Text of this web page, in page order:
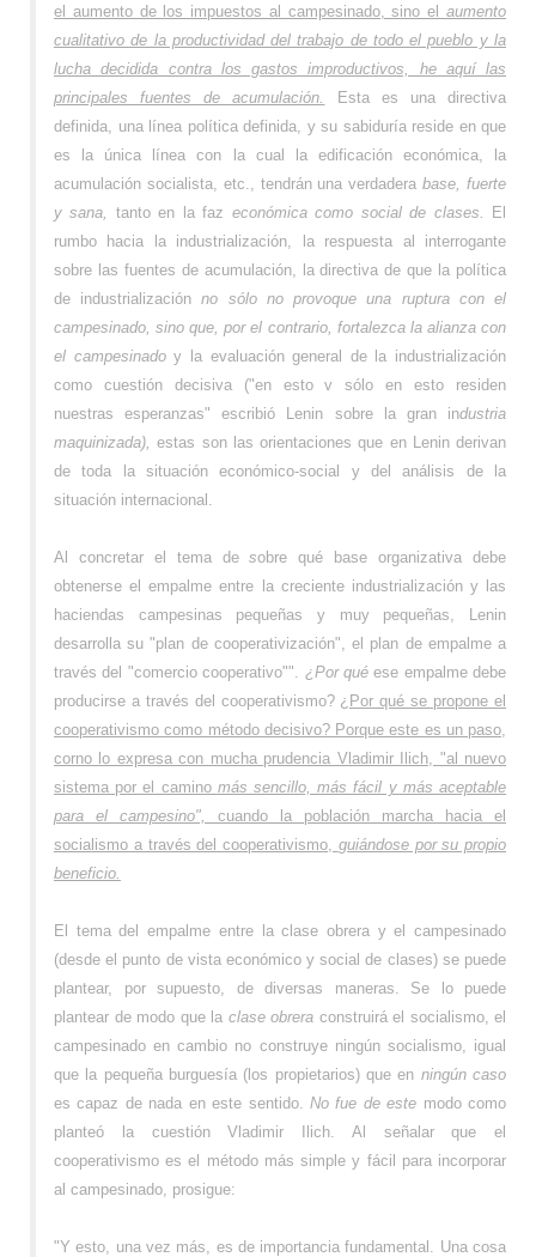
el aumento de los impuestos al campesinado, sino el aumento
cualitativo de la productividad del trabajo de todo el pueblo y la
lucha decidida contra los gastos improductivos, he aquí las
principales fuentes de acumulación.
Esta es una directiva
definida, una línea política definida, y su sabiduría reside en que
es la única línea con la cual la edificación económica, la
acumulación socialista, etc., tendrán una verdaderabase, fuerte
y sana, tanto en la faz económica como social de clases. El
rumbo hacia la industrialización, la respuesta al interrogante
sobre las fuentes de acumulación, la directiva de que la política
de industrializaciónno sólo no provoque una ruptura con el
campesinado, sino que, por el contrario, fortalezca la alianza con
el campesinadoy la evaluación general de la industrialización
como cuestión decisiva ("en esto v sólo en esto residen
nuestras esperanzas" escribió Lenin sobre la gran industria
maquinizada),estas son las orientaciones que en Lenin derivan
de toda la situación económico-social y del análisis de la
situación internacional.
Al concretar el tema desobre qué base organizativa debe
obtenerse el empalme entre la creciente industrialización y las
haciendas campesinas pequeñas y muy pequeñas, Lenin
desarrolla su "plan de cooperativización", el plan de empalme a
través del "comercio cooperativo"". ¿Por quéese empalme debe
producirse a través del cooperativismo? ¿Por qué se propone el
cooperativismo como método decisivo? Porque este es un paso,
corno lo expresa con mucha prudencia Vladimir Ilich, "al nuevo
sistema por el camino más sencillo, más fácil y más aceptable
para el campesino", cuando la población marcha hacia el
socialismo a través del cooperativismo, guiándose por su propio
beneficio.
El tema del empalme entre la clase obrera y el campesinado
(desde el punto de vista económico y social de clases) se puede
plantear, por supuesto, de diversas maneras. Se lo puede
plantear de modo que la clase obrera construirá el socialismo, el
campesinado en cambio no construye ningún socialismo, igual
que la pequeña burguesía (los propietarios) que en ningún caso
es capaz de nada en este sentido. No fue de este modo como
planteó la cuestión Vladimir Ilich. Al señalar que el
cooperativismo es el método más simple y fácil para incorporar
al campesinado, prosigue:
"Y esto, una vez más, es de importancia fundamental. Una cosa